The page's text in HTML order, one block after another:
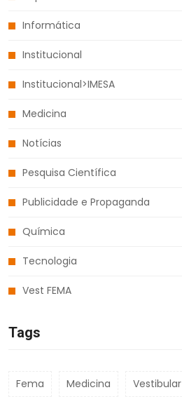
Informática
Institucional
Institucional>IMESA
Medicina
Notícias
Pesquisa Científica
Publicidade e Propaganda
Química
Tecnologia
Vest FEMA
Tags
Fema Medicina Vestibular